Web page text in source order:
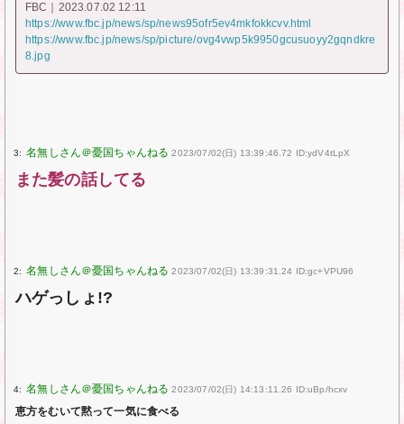
FBC｜2023.07.02 12:11
https://www.fbc.jp/news/sp/news95ofr5ev4mkfokkcvv.html
https://www.fbc.jp/news/sp/picture/ovg4vwp5k9950gcusuoyy2gqndkre
8.jpg
3: 2023/07/02(日) 13:39:46.72 ID:ydV4tLpX
また髪の話してる
2: 2023/07/02(日) 13:39:31.24 ID:gc+VPU96
ハゲっしょ!?
4: 2023/07/02(日) 14:13:11.26 ID:uBp/hcxv
恵方をむいて黙って一気に食べる